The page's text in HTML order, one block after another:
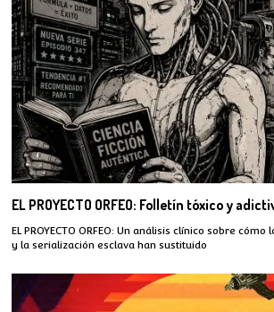
EL PROYECTO ORFEO: Folletín tóxico y
EL PROYECTO ORFEO: Un análisis clínico sobre
y la serialización esclava han sustituido